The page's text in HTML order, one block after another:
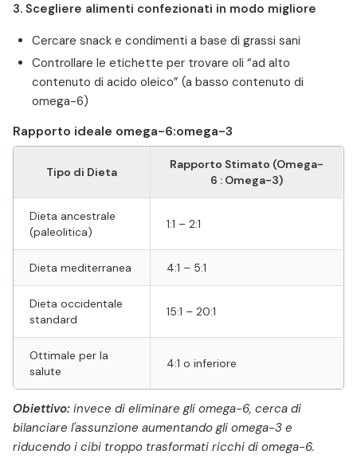
3. Scegliere alimenti confezionati in modo migliore
Cercare snack e condimenti a base di grassi sani
Controllare le etichette per trovare oli “ad alto
contenuto di acido oleico” (a basso contenuto di
omega-6)
Rapporto ideale omega-6:omega-3
Tipo di Dieta
Rapporto Stimato (Omega-
6 : Omega-3)
Dieta ancestrale
(paleolitica)
1:1 – 2:1
Dieta mediterranea 4:1 – 5:1
Dieta occidentale
standard
15:1 – 20:1
Ottimale per la
salute
4:1 o inferiore
Obiettivo: invece di eliminare gli omega-6, cerca di
bilanciare l'assunzione aumentando gli omega-3 e
riducendo i cibi troppo trasformati ricchi di omega-6.